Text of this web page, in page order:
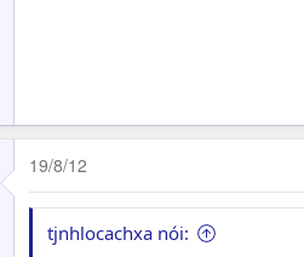
19/8/12
tjnhlocachxa nói: